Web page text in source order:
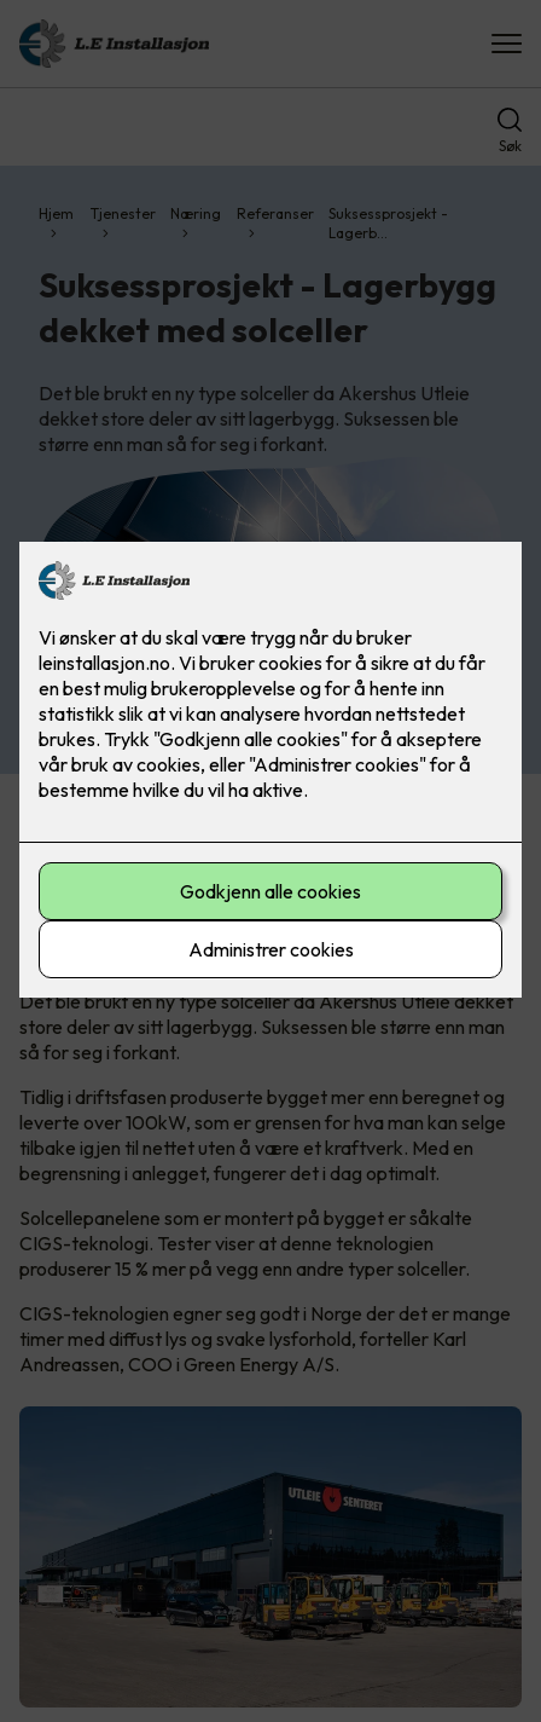
Søk
Hjem Tjenester Næring Referanser
Suksessprosjekt -
Lagerb…
Suksessprosjekt - Lagerbygg
dekket med solceller
Det ble brukt en ny type solceller da Akershus Utleie
dekket store deler av sitt lagerbygg. Suksessen ble
større enn man så for seg i forkant.
seg godt til solceller
- det viser pilotprosjektet hos Akershus
Det ble brukt en ny type solceller da Akershus Utleie dekket
store deler av sitt lagerbygg. Suksessen ble større enn man
så for seg i forkant.
Tidlig i driftsfasen produserte bygget mer enn beregnet og
leverte over 100kW, som er grensen for hva man kan selge
tilbake igjen til nettet uten å være et kraftverk. Med en
begrensning i anlegget, fungerer det i dag optimalt.
Solcellepanelene som er montert på bygget er såkalte
CIGS-teknologi. Tester viser at denne teknologien
produserer 15 % mer på vegg enn andre typer solceller.
CIGS-teknologien egner seg godt i Norge der det er mange
timer med diffust lys og svake lysforhold, forteller Karl
Andreassen, COO i Green Energy A/S.